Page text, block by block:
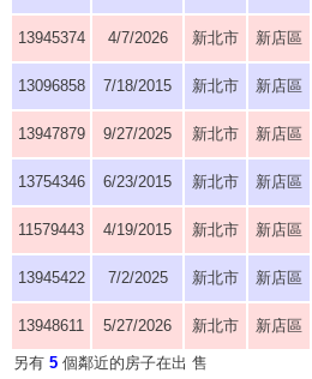
13945374 4/7/2026 新北市 新店區
13096858 7/18/2015 新北市 新店區
13947879 9/27/2025 新北市 新店區
13754346 6/23/2015 新北市 新店區
11579443 4/19/2015 新北市 新店區
13945422 7/2/2025 新北市 新店區
13948611 5/27/2026 新北市 新店區
另有 5 個鄰近的房子在出 售